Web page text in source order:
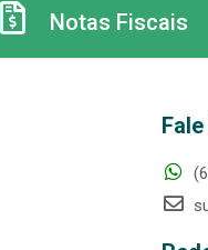
Notas Fiscais